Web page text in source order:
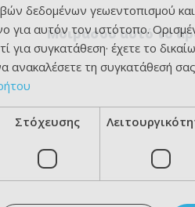
Μοιράσου αυτό το
δεδομένων γεωεντοπισμού
για αυτόν τον ιστότοπο.
συγκατάθεση· έχετε το
ανακαλέσετε τη συγκατάθεσή
Στόχευσης